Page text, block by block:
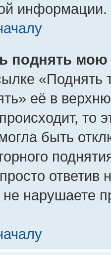
информации.
поднять мою
«Поднять
её в
то
быть
ответив
нарушаете